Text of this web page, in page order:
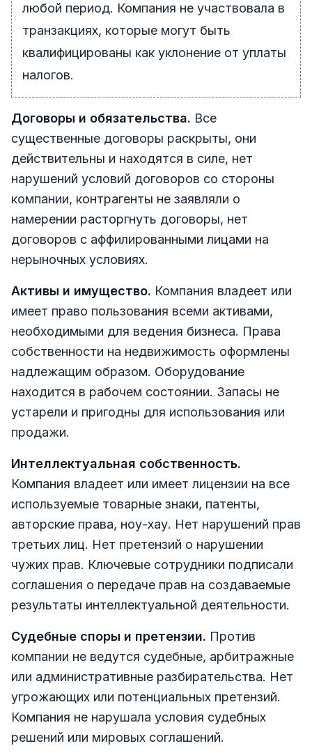
любой период. Компания не участвовала в
транзакциях, которые могут быть
квалифицированы как уклонение от уплаты
налогов.
Договоры и обязательства. Все
существенные договоры раскрыты, они
действительны и находятся в силе, нет
нарушений условий договоров со стороны
компании, контрагенты не заявляли о
намерении расторгнуть договоры, нет
договоров с аффилированными лицами на
нерыночных условиях.
Активы и имущество. Компания владеет или
имеет право пользования всеми активами,
необходимыми для ведения бизнеса. Права
собственности на недвижимость оформлены
надлежащим образом. Оборудование
находится в рабочем состоянии. Запасы не
устарели и пригодны для использования или
продажи.
Интеллектуальная собственность.
Компания владеет или имеет лицензии на все
используемые товарные знаки, патенты,
авторские права, ноу-хау. Нет нарушений прав
третьих лиц. Нет претензий о нарушении
чужих прав. Ключевые сотрудники подписали
соглашения о передаче прав на создаваемые
результаты интеллектуальной деятельности.
Судебные споры и претензии. Против
компании не ведутся судебные, арбитражные
или административные разбирательства. Нет
угрожающих или потенциальных претензий.
Компания не нарушала условия судебных
решений или мировых соглашений.